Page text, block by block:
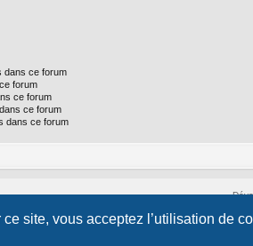
site, vous acceptez l’utilisation de
dans ce forum
forum
ce forum
ce forum
dans ce forum